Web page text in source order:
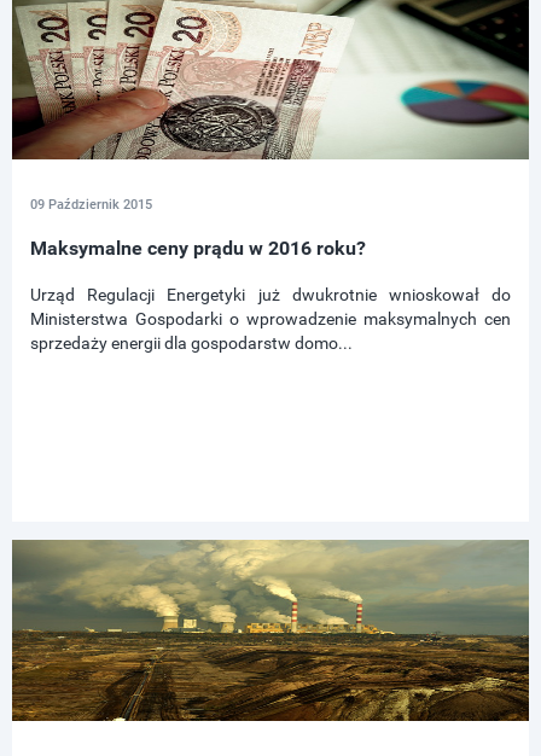
09 Październik 2015
Maksymalne ceny prądu w 2016 roku?
Urząd Regulacji Energetyki już dwukrotnie wnioskował do
Ministerstwa Gospodarki o wprowadzenie maksymalnych cen
sprzedaży energii dla gospodarstw domo...